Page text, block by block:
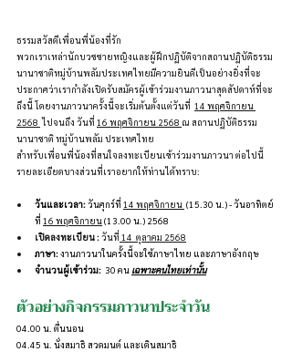
ธรรมสวัสดีเพื่อนพี่น้องที่รัก
พวกเราเหล่านักบวชชายหญิงและผู้ฝึกปฏิบัติจากสถานปฏิบัติธรรม
นานาชาติหมู่บ้านพลัมประเทศไทยมีความยินดีเป็นอย่างยิ่งที่จะ
ประกาศว่าเรากำลังเปิดรับสมัครผู้เข้าร่วมงานภาวนาสุดสัปดาห์ที่จะ
ถึงนี้ โดยงานภาวนาครั้งนี้จะเริ่มต้นตั้งแต่วันที่ 14 พฤศจิกายน
2568 ไปจนถึง วันที่ 16 พฤศจิกายน 2568 ณ สถานปฏิบัติธรรม
นานาชาติ หมู่บ้านพลัม ประเทศไทย
สำหรับเพื่อนพี่น้องที่สนใจลงทะเบียนเข้าร่วมงานภาวนา ต่อไปนี้
รายละเอียดบางส่วนที่เราอยากให้ท่านได้ทราบ:
วันและเวลา: วันศุกร์ที่ 14 พฤศจิกายน (15.30 น.) - วันอาทิตย์
ที่ 16 พฤศจิกายน (13.00 น.) 2568
เปิดลงทะเบียน : วันที่ 14  ตุลาคม 2568
ภาษา: งานภาวนาในครั้งนี้จะใช้ภาษาไทย และภาษาอังกฤษ
จำนวนผู้เข้าร่วม: 30 คน เฉพาะคนไทยเท่านั้น
ตัวอย่างกิจกรรมภาวนาประจำวัน
04.00 น. ตื่นนอน
04.45 น. นั่งสมาธิ สวดมนต์ และเดินสมาธิ